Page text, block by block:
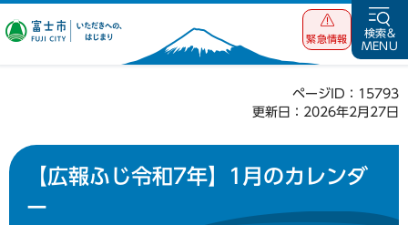
富士市 いただ
緊急情報
検索&
MENU
ページID：15793
更新日：2026年2月27日
【広報ふじ令和7年】1月のカレンダ
ー